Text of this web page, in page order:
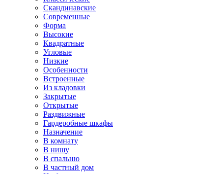
Скандинавские
Современные
Форма
Высокие
Квадратные
Угловые
Низкие
Особенности
Встроенные
Из кладовки
Закрытые
Открытые
Раздвижные
Гардеробные шкафы
Назначение
В комнату
В нишу
В спальню
В частный дом